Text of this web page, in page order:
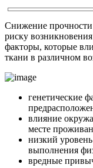
Снижение
риску
факторы, которые
ткани в различном
генетические
влияние
месте
низкий
выполнения
вредные